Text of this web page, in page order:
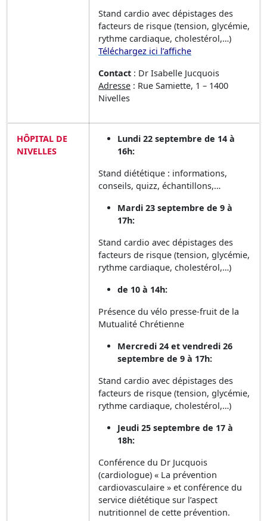
Stand cardio avec dépistages des
facteurs de risque (tension, glycémie,
rythme cardiaque, cholestérol,…)
Téléchargez ici l’affiche
Contact : Dr Isabelle Jucquois
Adresse : Rue Samiette, 1 – 1400
Nivelles
HÔPITAL DE
NIVELLES
Lundi 22 septembre de 14 à
16h:
Stand diététique : informations,
conseils, quizz, échantillons,…
Mardi 23 septembre de 9 à
17h:
Stand cardio avec dépistages des
facteurs de risque (tension, glycémie,
rythme cardiaque, cholestérol,…)
de 10 à 14h:
Présence du vélo presse-fruit de la
Mutualité Chrétienne
Mercredi 24 et vendredi 26
septembre de 9 à 17h:
Stand cardio avec dépistages des
facteurs de risque (tension, glycémie,
rythme cardiaque, cholestérol,…)
Jeudi 25 septembre de 17 à
18h:
Conférence du Dr Jucquois
(cardiologue) « La prévention
cardiovasculaire » et conférence du
service diététique sur l’aspect
nutritionnel de cette prévention.